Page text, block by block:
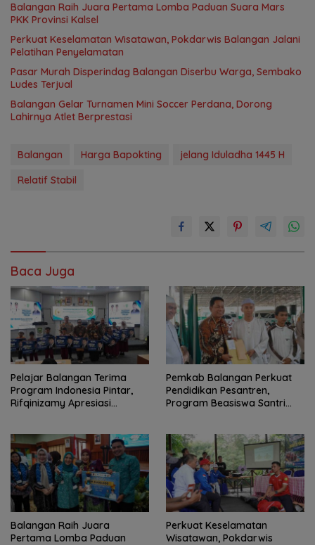
Balangan Raih Juara Pertama Lomba Paduan Suara Mars
PKK Provinsi Kalsel
Perkuat Keselamatan Wisatawan, Pokdarwis Balangan Jalani
Pelatihan Penyelamatan
Pasar Murah Disperindag Balangan Diserbu Warga, Sembako
Ludes Terjual
Balangan Gelar Turnamen Mini Soccer Perdana, Dorong
Lahirnya Atlet Berprestasi
Balangan Harga Bapokting
jelang Iduladha 1445 H
Relatif Stabil
Baca Juga
Pelajar Balangan Terima
Program Indonesia Pintar,
Rifqinizamy Apresiasi
Pemkab Balangan Perkuat
Pendidikan Pesantren,
Program Beasiswa Santri
Balangan Raih Juara
Pertama Lomba Paduan
Perkuat Keselamatan
Wisatawan, Pokdarwis